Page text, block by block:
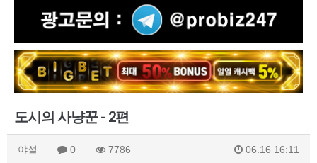
도시의 사냥꾼 - 2편
야설 0 7786 06.16 16:11